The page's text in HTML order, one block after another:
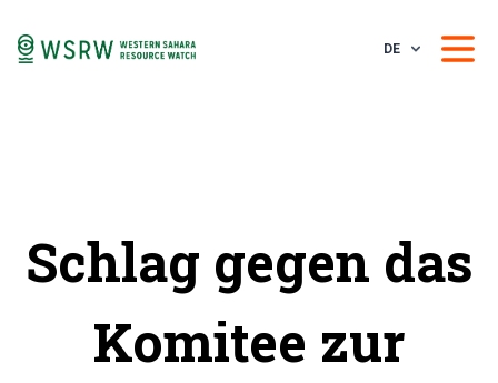
DE
Schlag gegen das
Komitee zur